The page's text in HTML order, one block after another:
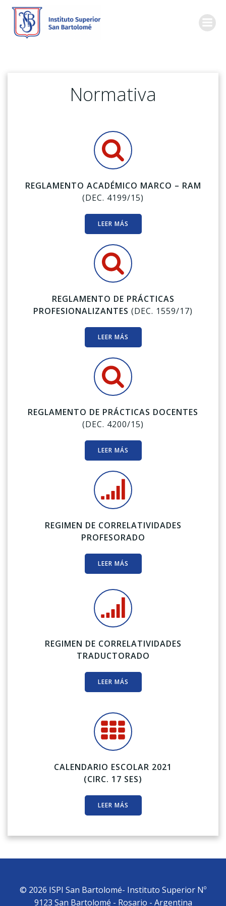
Normativa
REGLAMENTO ACADÉMICO MARCO – RAM
(DEC. 4199/15)
LEER MÁS
REGLAMENTO DE PRÁCTICAS
PROFESIONALIZANTES (DEC. 1559/17)
LEER MÁS
REGLAMENTO DE PRÁCTICAS DOCENTES
(DEC. 4200/15)
LEER MÁS
REGIMEN DE CORRELATIVIDADES
PROFESORADO
LEER MÁS
REGIMEN DE CORRELATIVIDADES
TRADUCTORADO
LEER MÁS
CALENDARIO ESCOLAR 2021
(CIRC. 17 SES)
LEER MÁS
© 2026 ISPI San Bartolomé- Instituto Superior Nº
9123 San Bartolomé - Rosario - Argentina